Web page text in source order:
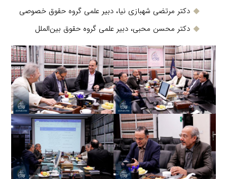
دکتر مرتضی شهبازی نیا، دبیر علمی گروه حقوق خصوصی
دکتر محسن محبی، دبیر علمی گروه حقوق بین‌الملل